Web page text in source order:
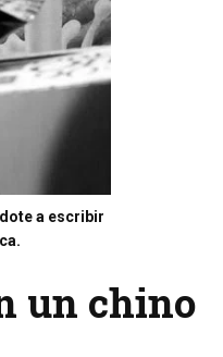
a escribir
un chino